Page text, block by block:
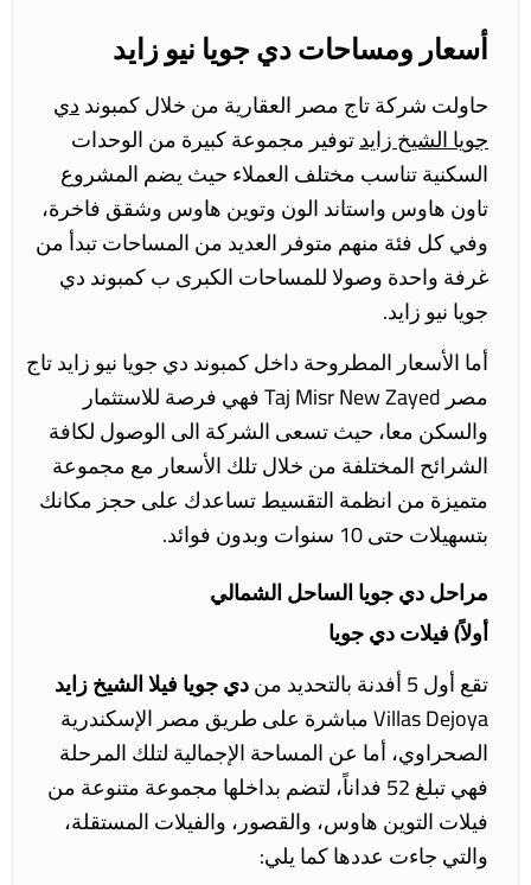
أسعار ومساحات دي جويا نيو زايد
حاولت شركة تاج مصر العقارية من خلال كمبونددي
جويا الشيخ زايدتوفير مجموعة كبيرة من الوحدات
السكنية تناسب مختلف العملاء حيث يضم المشروع
تاون هاوس واستاند الون وتوين هاوس وشقق فاخرة،
وفي كل فئة منهم متوفر العديد من المساحات تبدأ من
غرفة واحدة وصولا للمساحات الكبرى ب كمبوند دي
جويا نيو زايد.
أما الأسعار المطروحة داخل كمبوند دي جويا نيو زايد تاج
مصر Taj Misr New Zayed فهي فرصة للاستثمار
والسكن معا، حيث تسعى الشركة الى الوصول لكافة
الشرائح المختلفة من خلال تلك الأسعار مع مجموعة
متميزة من انظمة التقسيط تساعدك على حجز مكانك
بتسهيلات حتى 10 سنوات وبدون فوائد.
مراحل دي جويا الساحل الشمالي
أولاً) فيلات دي جويا
تقع أول 5 أفدنة بالتحديد من
دي جويا فيلا الشيخ زايد
Villas Dejoya مباشرة على طريق مصر الإسكندرية
الصحراوي، أما عن المساحة الإجمالية لتلك المرحلة
فهي تبلغ 52 فداناً، لتضم بداخلها مجموعة متنوعة من
فيلات التوين هاوس، والقصور، والفيلات المستقلة،
والتي جاءت عددهاكما يلي: